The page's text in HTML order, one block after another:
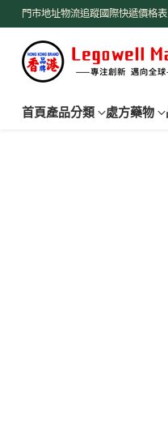
門市地址物流追蹤國際快遞價格表
首頁產品分類 處方藥物